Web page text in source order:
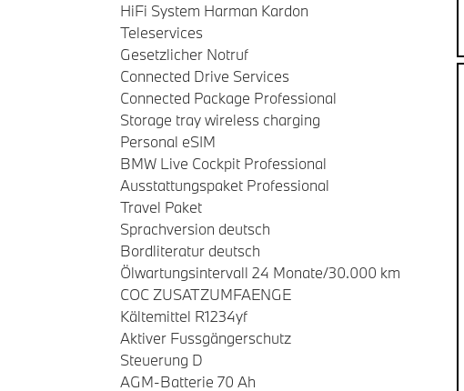
HiFi System Harman Kardon
Teleservices
Gesetzlicher Notruf
Connected Drive Services
Connected Package Professional
Storage tray wireless charging
Personal eSIM
BMW Live Cockpit Professional
Ausstattungspaket Professional
Travel Paket
Sprachversion deutsch
Bordliteratur deutsch
Ölwartungsintervall 24 Monate/30.000 km
COC ZUSATZUMFAENGE
Kältemittel R1234yf
Aktiver Fussgängerschutz
Steuerung D
AGM-Batterie 70 Ah